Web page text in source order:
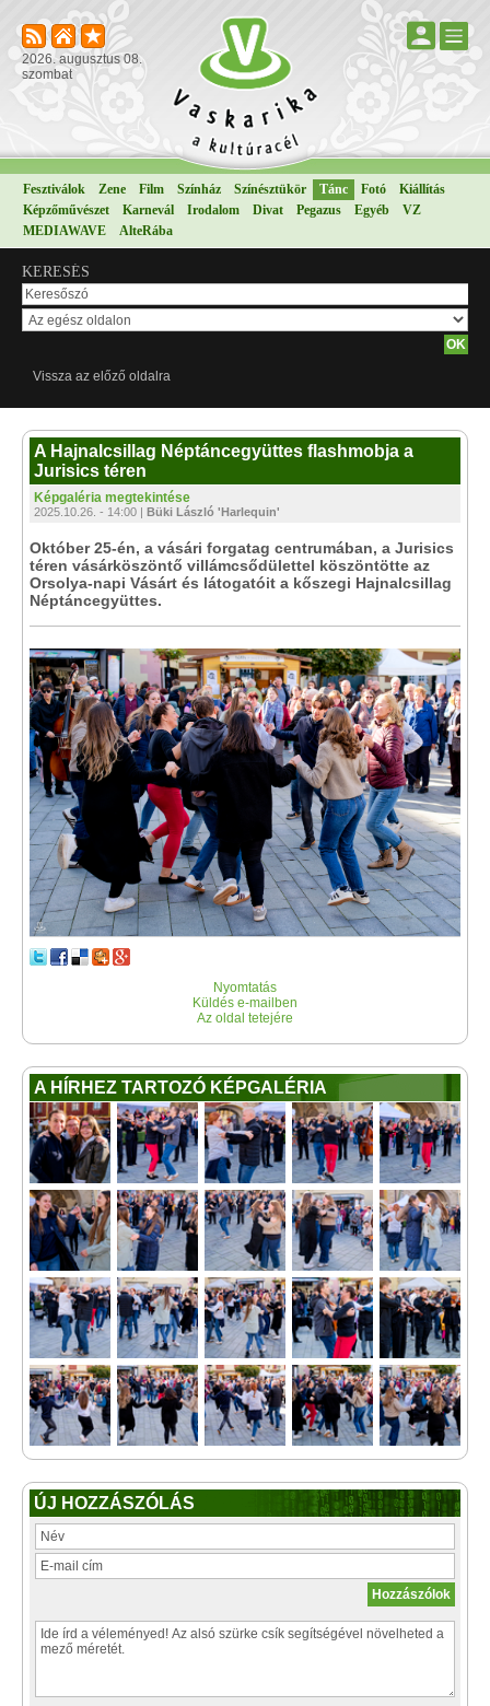
2026. augusztus 08.
szombat
Fesztiválok Zene Film Színház Színésztükör Tánc Fotó
Kiállítás
Képzőművészet
Karnevál Irodalom Divat Pegazus Egyéb
VZ
MEDIAWAVE
AlteRába
KERESÉS
Vissza az előző oldalra
A Hajnalcsillag Néptáncegyüttes flashmobja a
Jurisics téren
Képgaléria megtekintése
2025.10.26. - 14:00 | Büki László 'Harlequin'
Október 25-én, a vásári forgatag centrumában, a Jurisics
téren vásárköszöntő villámcsődülettel köszöntötte az
Orsolya-napi Vásárt és látogatóit a kőszegi Hajnalcsillag
Néptáncegyüttes.
Nyomtatás
Küldés e-mailben
Az oldal tetejére
A HÍRHEZ TARTOZÓ KÉPGALÉRIA
ÚJ HOZZÁSZÓLÁS